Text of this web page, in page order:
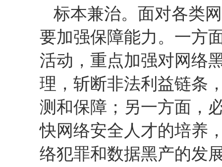
标本兼治。面对各类
要加强保障能力。一方
活动，重点加强对网络
理，斩断非法利益链条
测和保障；另一方面，
快网络安全人才的培养
络犯罪和数据黑产的发